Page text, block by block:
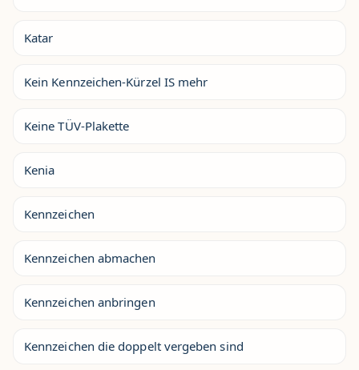
Katar
Kein Kennzeichen-Kürzel IS mehr
Keine TÜV-Plakette
Kenia
Kennzeichen
Kennzeichen abmachen
Kennzeichen anbringen
Kennzeichen die doppelt vergeben sind